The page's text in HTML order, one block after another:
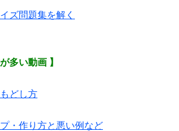
ズ問題集を解く
多い動画 】
どし方
・作り方と悪い例など